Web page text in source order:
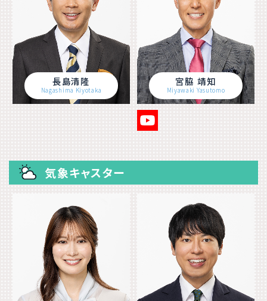
長島清隆
Nagashima Kiyotaka
宮脇 靖知
Miyawaki Yasutomo
気象キャスター